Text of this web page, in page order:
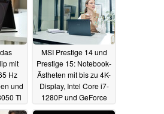
mit
Hz
und
Ti
MSI Prestige 14 und
Prestige 15: Notebook-
Ästheten mit bis zu 4K-
Display, Intel Core i7-
1280P und GeForce
RTX 3050 Ti24.03.2022